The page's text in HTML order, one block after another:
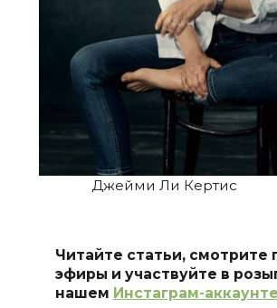
Джейми Ли Кертис
Читайте статьи, смотрите
эфиры и участвуйте в
нашем Инстаграм-